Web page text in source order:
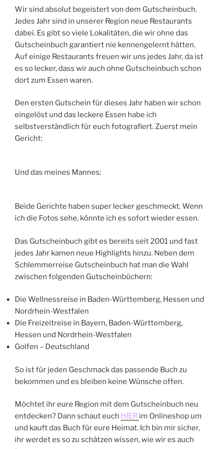
Wir sind absolut begeistert von dem Gutscheinbuch.
Jedes Jahr sind in unserer Region neue Restaurants
dabei. Es gibt so viele Lokalitäten, die wir ohne das
Gutscheinbuch garantiert nie kennengelernt hätten.
Auf einige Restaurants freuen wir uns jedes Jahr, da ist
es so lecker, dass wir auch ohne Gutscheinbuch schon
dort zum Essen waren.
Den ersten Gutschein für dieses Jahr haben wir schon
eingelöst und das leckere Essen habe ich
selbstverständlich für euch fotografiert. Zuerst mein
Gericht:
Und das meines Mannes:
Beide Gerichte haben super lecker geschmeckt. Wenn
ich die Fotos sehe, könnte ich es sofort wieder essen.
Das Gutscheinbuch gibt es bereits seit 2001 und fast
jedes Jahr kamen neue Highlights hinzu. Neben dem
Schlemmerreise Gutscheinbuch hat man die Wahl
zwischen folgenden Gutscheinbüchern:
Die Wellnessreise in Baden-Württemberg, Hessen und
Nordrhein-Westfalen
Die Freizeitreise in Bayern, Baden-Württemberg,
Hessen und Nordrhein-Westfalen
Golfen – Deutschland
So ist für jeden Geschmack das passende Buch zu
bekommen und es bleiben keine Wünsche offen.
Möchtet ihr eure Region mit dem Gutscheinbuch neu
entdecken? Dann schaut euch HIER im Onlineshop um
und kauft das Buch für eure Heimat. Ich bin mir sicher,
ihr werdet es so zu schätzen wissen, wie wir es auch